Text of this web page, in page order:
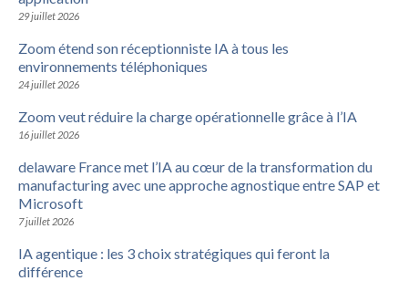
29 juillet 2026
Zoom étend son réceptionniste IA à tous les
environnements téléphoniques
24 juillet 2026
Zoom veut réduire la charge opérationnelle grâce à l’IA
16 juillet 2026
delaware France met l’IA au cœur de la transformation du
manufacturing avec une approche agnostique entre SAP et
Microsoft
7 juillet 2026
IA agentique : les 3 choix stratégiques qui feront la
différence